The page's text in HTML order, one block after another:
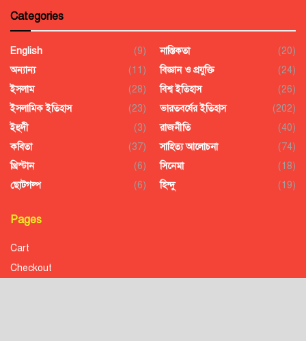
Categories
English
(9)
অন্যান্য
(11)
ইসলাম
(28)
ইসলামিক ইতিহাস
(23)
ইহুদী
(3)
কবিতা
(37)
খ্রিস্টান
(6)
ছোটগল্প
(6)
নাস্তিকতা
(20)
বিজ্ঞান ও প্রযুক্তি
(24)
বিশ্ব ইতিহাস
(26)
ভারতবর্ষের ইতিহাস
(202)
রাজনীতি
(40)
সাহিত্য আলোচনা
(74)
সিনেমা
(18)
হিন্দু
(19)
Pages
Cart
Checkout